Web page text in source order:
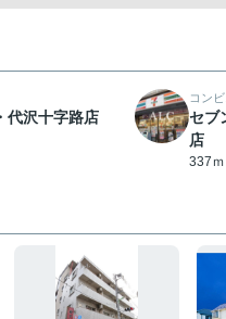
代沢十字路店
コン
セブ
店
337ｍ